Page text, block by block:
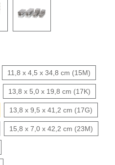
11,8 x 4,5 x 34,8 cm (15M)
13,8 x 5,0 x 19,8 cm (17K)
13,8 x 9,5 x 41,2 cm (17G)
15,8 x 7,0 x 42,2 cm (23M)